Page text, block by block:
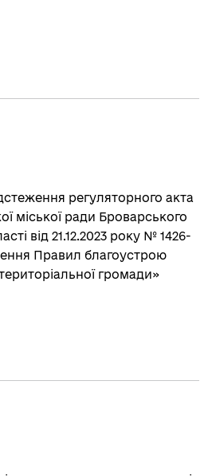
регуляторного акта
міської ради Броварського
від 21.12.2023 року № 1426-
Правил благоустрою
громади»